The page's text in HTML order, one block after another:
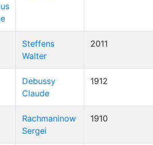
Steffens
Walter
2011
Debussy
Claude
1912
Rachmaninow
Sergei
1910